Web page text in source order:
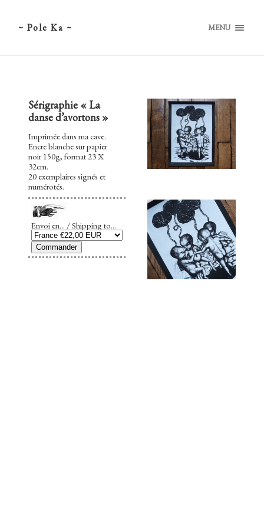
~ Pole Ka ~ MENU
Sérigraphie « La
danse d’avortons »
Imprimée dans ma cave.
Encre blanche sur papier
noir 150g, format 23 X
32cm.
20 exemplaires signés et
numérotés.
Envoi en... / Shipping to...